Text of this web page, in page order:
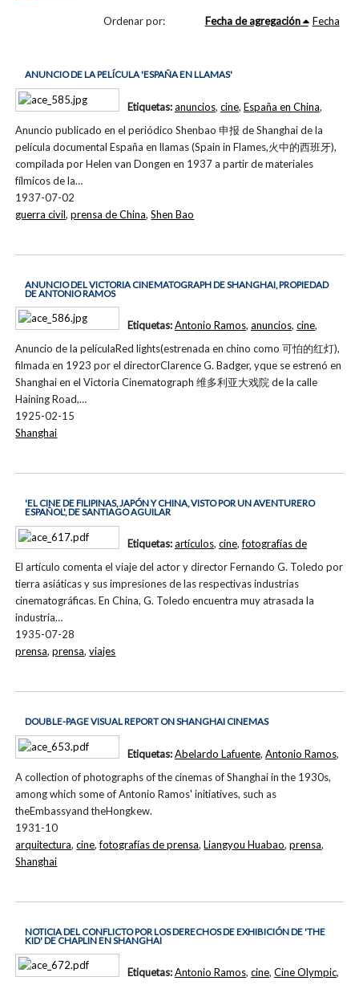
Ordenar por: Fecha de agregación Fecha
ANUNCIO DE LA PELÍCULA 'ESPAÑA EN LLAMAS'
Anuncio publicado en el periódico Shenbao 申报 de Shanghai de la
película documental España en llamas (Spain in Flames,火中的西班牙),
compilada por Helen van Dongen en 1937 a partir de materiales
fílmicos de la…
1937-07-02
Etiquetas:anuncios, cine, España en China,
guerra civil,prensa de China,Shen Bao
ANUNCIO DEL VICTORIA CINEMATOGRAPH DE SHANGHAI, PROPIEDAD
DE ANTONIO RAMOS
Anuncio de la películaRed lights(estrenada en chino como 可怕的红灯),
filmada en 1923 por el directorClarence G. Badger, yque se estrenó en
Shanghai en el Victoria Cinematograph 维多利亚大戏院 de la calle
Haining Road,…
1925-02-15
Etiquetas:Antonio Ramos, anuncios, cine,
Shanghai
'EL CINE DE FILIPINAS, JAPÓN Y CHINA, VISTO POR UN AVENTURERO
ESPAÑOL', DE SANTIAGO AGUILAR
El artículo comenta el viaje del actor y director Fernando G. Toledo por
tierra asiáticas y sus impresiones de las respectivas industrias
cinematográficas. En China, G. Toledo encuentra muy atrasada la
industria…
1935-07-28
Etiquetas:artículos, cine,fotografías de
prensa,prensa,viajes
DOUBLE-PAGE VISUAL REPORT ON SHANGHAI CINEMAS
A collection of photographs of the cinemas of Shanghai in the 1930s,
among which some of Antonio Ramos' initiatives, such as
theEmbassyand theHongkew.
1931-10
Etiquetas:Abelardo Lafuente, Antonio Ramos,
arquitectura,cine,fotografías de prensa,Liangyou Huabao,prensa,
Shanghai
NOTICIA DEL CONFLICTO POR LOS DERECHOS DE EXHIBICIÓN DE 'THE
KID' DE CHAPLIN EN SHANGHAI
Etiquetas:Antonio Ramos, cine, Cine Olympic,